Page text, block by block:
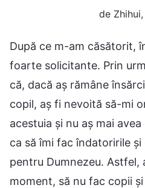
de
După ce m-am căsătorit,
foarte solicitante. Prin
că, dacă aș rămâne
copil, aș fi nevoită să-mi
acestuia și nu aș mai
ca să îmi fac îndatoririle și
pentru Dumnezeu. Astfel,
moment, să nu fac copii